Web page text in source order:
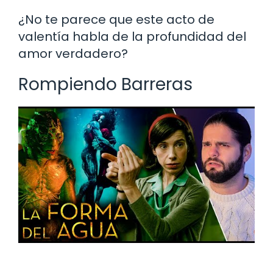
¿No te parece que este acto de
valentía habla de la profundidad del
amor verdadero?
Rompiendo Barreras